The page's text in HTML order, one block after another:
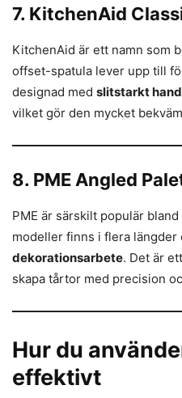
7. KitchenAid
KitchenAid är ett namn som
offset-spatula lever upp till
designad med slitstarkt
vilket gör den mycket
8. PME Angled
PME är särskilt populär
modeller finns i flera längder
dekorationsarbete. Det är
skapa tårtor med precision
Hur du
effektivt